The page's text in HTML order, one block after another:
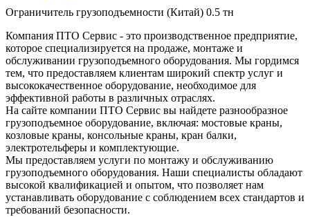
Ограничитель грузоподъемности (Китай) 0.5 тн
Компания ПТО Сервис - это производственное предприятие,
которое специализируется на продаже, монтаже и
обслуживании грузоподъемного оборудования. Мы гордимся
тем, что предоставляем клиентам широкий спектр услуг и
высококачественное оборудование, необходимое для
эффективной работы в различных отраслях.
На сайте компании ПТО Сервис вы найдете разнообразное
грузоподъемное оборудование, включая: мостовые краны,
козловые краны, консольные краны, кран балки,
электротельферы и комплектующие.
Мы предоставляем услуги по монтажу и обслуживанию
грузоподъемного оборудования. Наши специалисты обладают
высокой квалификацией и опытом, что позволяет нам
устанавливать оборудование с соблюдением всех стандартов и
требований безопасности.